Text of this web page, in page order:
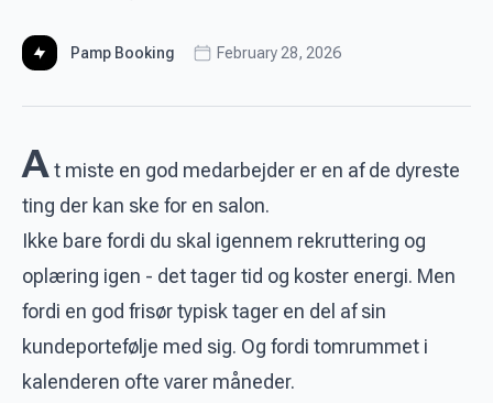
Pamp Booking February 28, 2026
At miste en god medarbejder er en af de dyreste
ting der kan ske for en salon.
Ikke bare fordi du skal igennem rekruttering og
oplæring igen - det tager tid og koster energi. Men
fordi en god frisør typisk tager en del af sin
kundeportefølje med sig. Og fordi tomrummet i
kalenderen ofte varer måneder.